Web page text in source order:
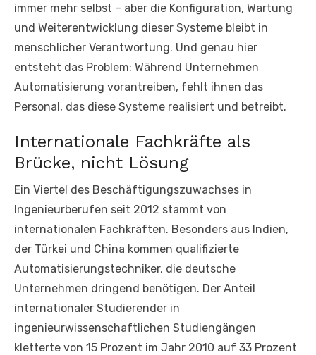
immer mehr selbst – aber die Konfiguration, Wartung
und Weiterentwicklung dieser Systeme bleibt in
menschlicher Verantwortung. Und genau hier
entsteht das Problem: Während Unternehmen
Automatisierung vorantreiben, fehlt ihnen das
Personal, das diese Systeme realisiert und betreibt.
Internationale Fachkräfte als
Brücke, nicht Lösung
Ein Viertel des Beschäftigungszuwachses in
Ingenieurberufen seit 2012 stammt von
internationalen Fachkräften. Besonders aus Indien,
der Türkei und China kommen qualifizierte
Automatisierungstechniker, die deutsche
Unternehmen dringend benötigen. Der Anteil
internationaler Studierender in
ingenieurwissenschaftlichen Studiengängen
kletterte von 15 Prozent im Jahr 2010 auf 33 Prozent